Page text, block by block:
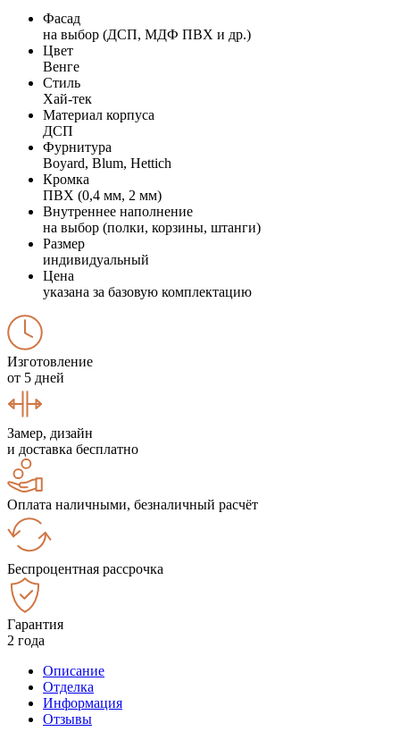
Фасад
на выбор (ДСП, МДФ ПВХ и др.)
Цвет
Венге
Стиль
Хай-тек
Материал корпуса
ДСП
Фурнитура
Boyard, Blum, Hettich
Кромка
ПВХ (0,4 мм, 2 мм)
Внутреннее наполнение
на выбор (полки, корзины, штанги)
Размер
индивидуальный
Цена
указана за базовую комплектацию
Изготовление
от 5 дней
Замер, дизайн
и доставка бесплатно
Оплата наличными, безналичный расчёт
Беспроцентная рассрочка
Гарантия
2 года
Описание
Отделка
Информация
Отзывы